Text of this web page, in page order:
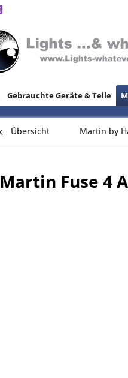
Gebrauchte Geräte & Teile
Übersicht Martin by
Martin Fuse 4